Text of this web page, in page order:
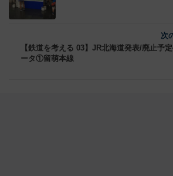
次
【鉄道を考える 03】JR北海道発表/廃止予
ータ①留萌本線